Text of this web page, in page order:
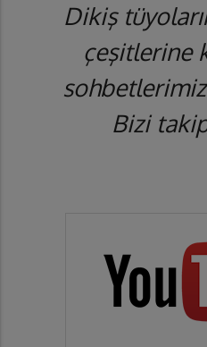
Dikiş
çeşitlerine
Bizi